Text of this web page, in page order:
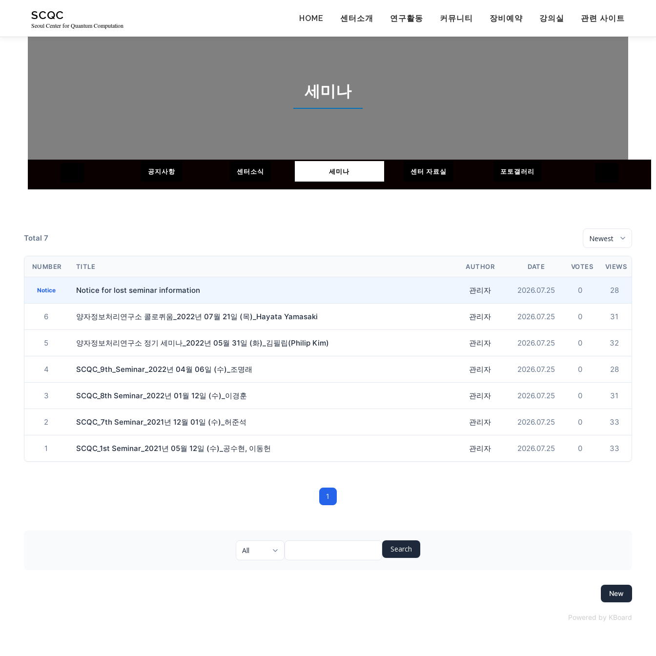
SCQC
Seoul Center for Quantum Computation
HOME 센터소개 연구활동 커뮤니티 장비예약 강의실 관련 사이트
세미나
공지사항 센터소식 세미나 센터 자료실 포토갤러리
Total 7
NUMBER TITLE AUTHOR DATE VOTES VIEWS
Notice Notice for lost seminar information 관리자 2026.07.25 0 28
6 양자정보처리연구소 콜로퀴움_2022년 07월 21일 (목)_Hayata Yamasaki 관리자 2026.07.25 0 31
5 양자정보처리연구소 정기 세미나_2022년 05월 31일 (화)_김필립(Philip Kim) 관리자 2026.07.25 0 32
4 SCQC_9th_Seminar_2022년 04월 06일 (수)_조명래 관리자 2026.07.25 0 28
3 SCQC_8th Seminar_2022년 01월 12일 (수)_이경훈 관리자 2026.07.25 0 31
2 SCQC_7th Seminar_2021년 12월 01일 (수)_허준석 관리자 2026.07.25 0 33
1 SCQC_1st Seminar_2021년 05월 12일 (수)_공수현, 이동헌 관리자 2026.07.25 0 33
1
Search
New
Powered by KBoard